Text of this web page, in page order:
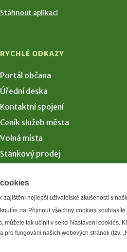
Stáhnout aplikaci
RYCHLÉ ODKAZY
Portál občana
Úřední deska
Kontaktní spojení
Ceník služeb města
Volná místa
Stánkový prodej
zajištění nejlepší uživatelské zkušenosti s
na Přijmout všechny cookies
můžete tak učinit v sekci Nastavení cookies.
pro fungování našich webových stránek (tzv.